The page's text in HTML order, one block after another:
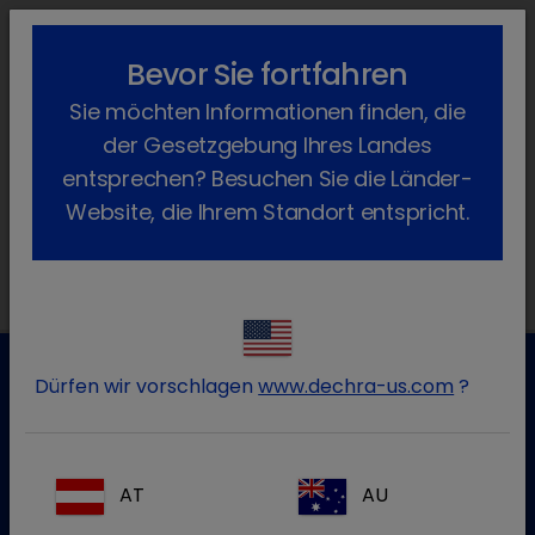
lock_outline search menu
Eutergesundheit
Produkte Eutergesundheit
Bevor Sie fortfahren
Sie möchten Informationen finden, die
der Gesetzgebung Ihres Landes
entsprechen? Besuchen Sie die Länder-
Website, die Ihrem Standort entspricht.
Dürfen wir vorschlagenwww.dechra-us.com ?
AT AU